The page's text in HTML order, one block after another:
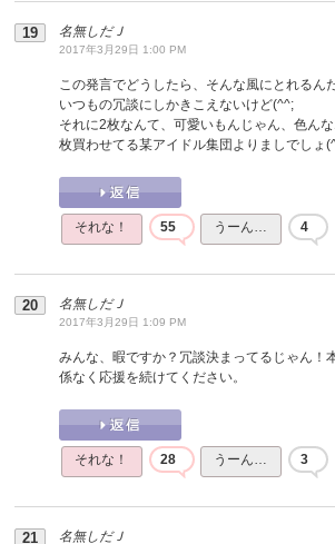
名無しだＪ
2017年3月29日 1:00 PM
この発言でどうしたら、そんな風にとれるん
いつもの冗談にしかきこえないけど(^^;
それに2枚なんて、可愛いもんじゃん、色ん
枚買わせてる某アイドル集団よりましでしょ
それな！ 55 うーん… 4
名無しだＪ
2017年3月29日 1:09 PM
みんな、暇ですか？冗談決まってるじゃん！
係なく応援を続けてください。
それな！ 28 うーん… 3
名無しだＪ